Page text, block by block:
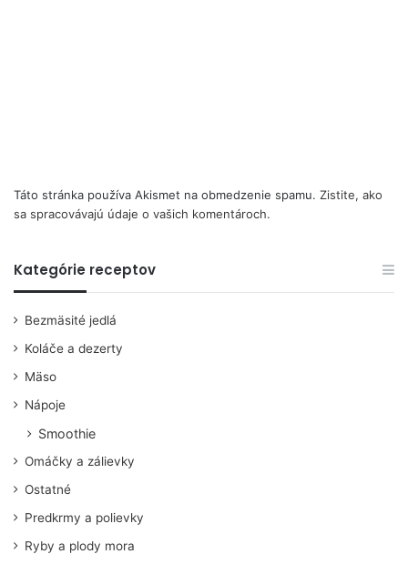
Táto stránka používa Akismet na obmedzenie spamu. Zistite, ako
sa spracovávajú údaje o vašich komentároch.
Kategórie receptov
Bezmäsité jedlá
Koláče a dezerty
Mäso
Nápoje
Smoothie
Omáčky a zálievky
Ostatné
Predkrmy a polievky
Ryby a plody mora